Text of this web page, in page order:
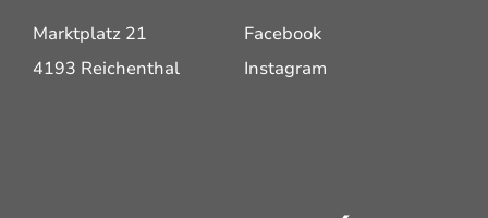
Marktplatz 21
4193 Reichenthal
Facebook
Instagram